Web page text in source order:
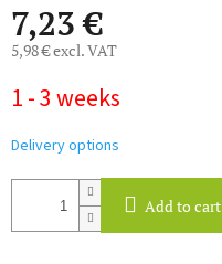
7,23 €
5,98 € excl. VAT
price:
1 - 3 weeks
Delivery options
Add to cart